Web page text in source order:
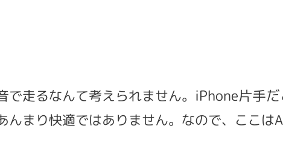
走るなんて考えられません。 iPhone片手
んまり快適ではありません。なので、ここ